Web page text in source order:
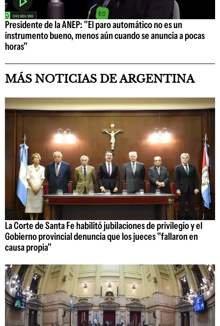
Presidente de la ANEP: "El paro automático no es un
instrumento bueno, menos aún cuando se anuncia a pocas
horas"
MÁS NOTICIAS DE ARGENTINA
La Corte de Santa Fe habilitó jubilaciones de privilegio y el
Gobierno provincial denuncia que los jueces "fallaron en
causa propia"